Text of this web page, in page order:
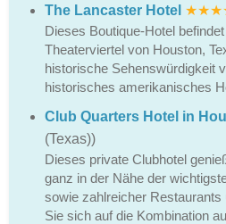
The Lancaster Hotel
Dieses Boutique-Hotel
Theaterviertel von Houston,
historische Sehenswürdigkeit
historisches amerikanisches
Club Quarters Hotel in
(Texas))
Dieses private Clubhotel
ganz in der Nähe der
sowie zahlreicher
Sie sich auf die Kombination